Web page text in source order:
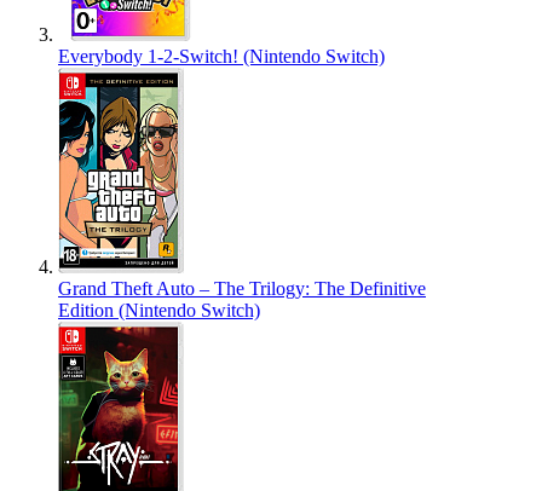
Everybody 1-2-Switch! (Nintendo Switch)
Grand Theft Auto – The Trilogy: The Definitive
Edition (Nintendo Switch)